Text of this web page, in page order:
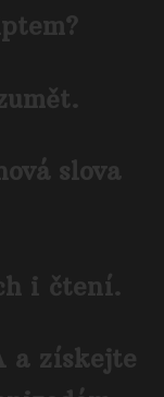
slova
i čtení.
a získejte